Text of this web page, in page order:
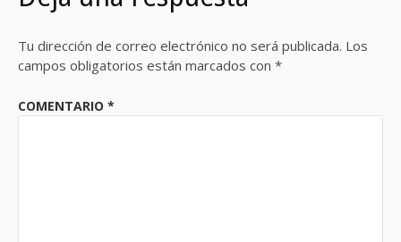
Tu dirección de correo electrónico no será publicada. Los
campos obligatorios están marcados con *
COMENTARIO *